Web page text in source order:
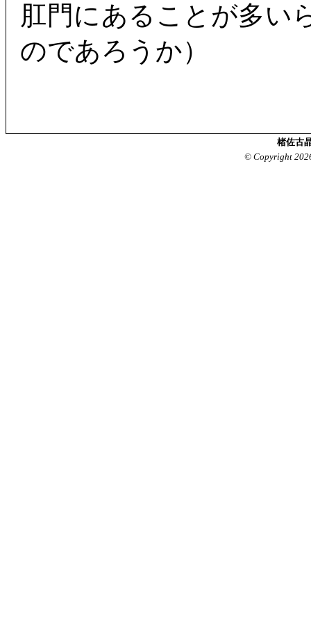
肛門にあることが多い
のであろうか）
楮佐古
© Copyright